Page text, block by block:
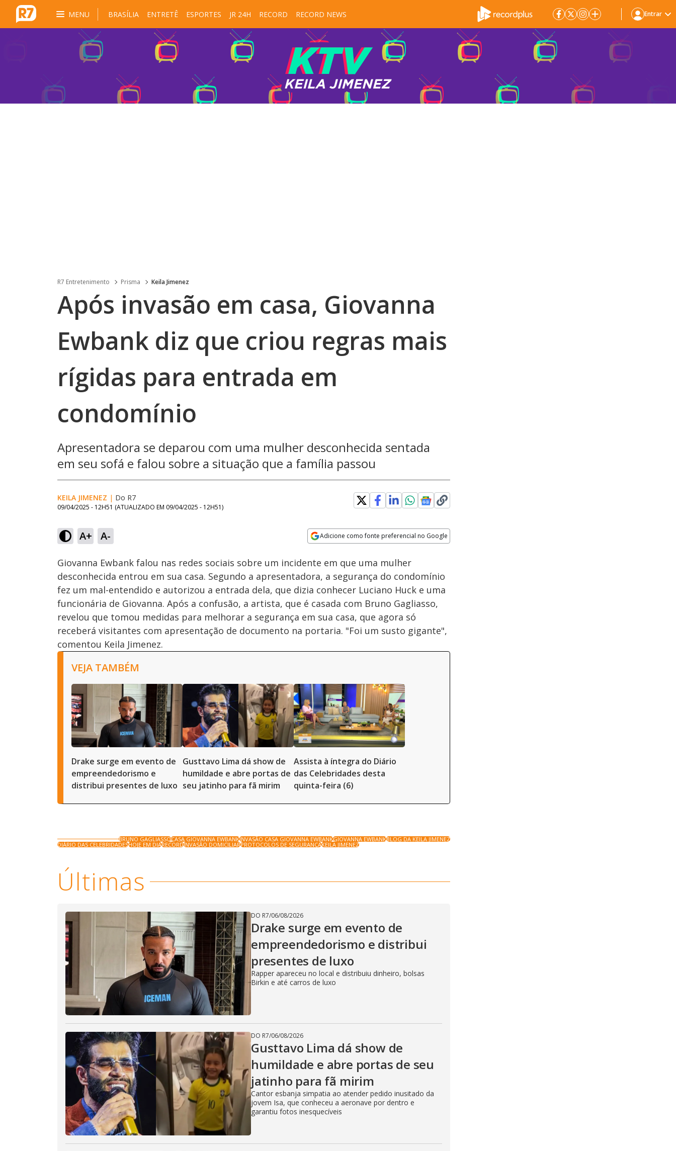
MENU BRASÍLIA ENTRETÊ ESPORTES JR 24H RECORD RECORD NEWS Entrar
R7 Entretenimento Prisma Keila Jimenez
Após invasão em casa, Giovanna
Ewbank diz que criou regras mais
rígidas para entrada em
condomínio
Apresentadora se deparou com uma mulher desconhecida sentada
em seu sofá e falou sobre a situação que a família passou
KEILA JIMENEZ | Do R7
09/04/2025 - 12H51 (ATUALIZADO EM 09/04/2025 - 12H51)
A+ A- Adicione como fonte preferencial no Google
Ativar
Som
Velocidade
Giovanna Ewbank falou nas redes sociais sobre um incidente em que uma mulher
desconhecida entrou em sua casa. Segundo a apresentadora, a segurança do condomínio
fez um mal-entendido e autorizou a entrada dela, que dizia conhecer Luciano Huck e uma
funcionária de Giovanna. Após a confusão, a artista, que é casada com Bruno Gagliasso,
revelou que tomou medidas para melhorar a segurança em sua casa, que agora só
receberá visitantes com apresentação de documento na portaria. "Foi um susto gigante",
comentou Keila Jimenez.
VEJA TAMBÉM
Drake surge em evento de
empreendedorismo e
distribui presentes de luxo
Gusttavo Lima dá show de
humildade e abre portas de
seu jatinho para fã mirim
Assista à íntegra do Diário
das Celebridades desta
quinta-feira (6)
BRUNO GAGLIASSOCASA GIOVANNA EWBANKINVASÃO CASA GIOVANNA EWBANKGIOVANNA EWBANKBLOG DA KEILA JIMENEZ
DIÁRIO DAS CELEBRIDADESHOJE EM DIARECORDINVASÃO DOMICILIARPROTOCOLOS DE SEGURANÇAKEILA JIMENEZ
Últimas
DO R7/06/08/2026
Drake surge em evento de
empreendedorismo e distribui
presentes de luxo
Rapper apareceu no local e distribuiu dinheiro, bolsas
Birkin e até carros de luxo
DO R7/06/08/2026
Gusttavo Lima dá show de
humildade e abre portas de seu
jatinho para fã mirim
Cantor esbanja simpatia ao atender pedido inusitado da
jovem Isa, que conheceu a aeronave por dentro e
garantiu fotos inesquecíveis